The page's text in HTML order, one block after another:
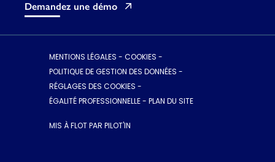
Demandez une démo
MENTIONS LÉGALES - COOKIES -
POLITIQUE DE GESTION DES DONNÉES -
RÉGLAGES DES COOKIES -
ÉGALITÉ PROFESSIONNELLE - PLAN DU SITE
MIS À FLOT PAR PILOT'IN